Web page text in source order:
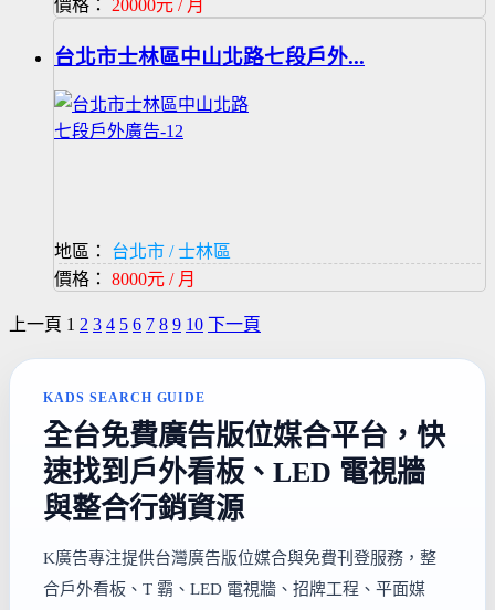
價格： 20000元 / 月
台北市士林區中山北路七段戶外...
地區：
台北市 / 士林區
價格： 8000元 / 月
上一頁 1 2 3 4 5 6 7 8 9 10 下一頁
KADS SEARCH GUIDE
全台免費廣告版位媒合平台，快
速找到戶外看板、LED 電視牆
與整合行銷資源
K廣告專注提供台灣廣告版位媒合與免費刊登服務，整
合戶外看板、T 霸、LED 電視牆、招牌工程、平面媒